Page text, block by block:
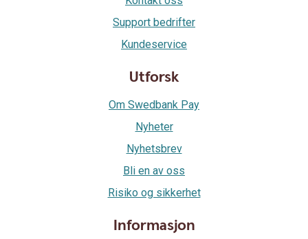
Support bedrifter
Kundeservice
Utforsk
Om Swedbank Pay
Nyheter
Nyhetsbrev
Bli en av oss
Risiko og sikkerhet
Informasjon